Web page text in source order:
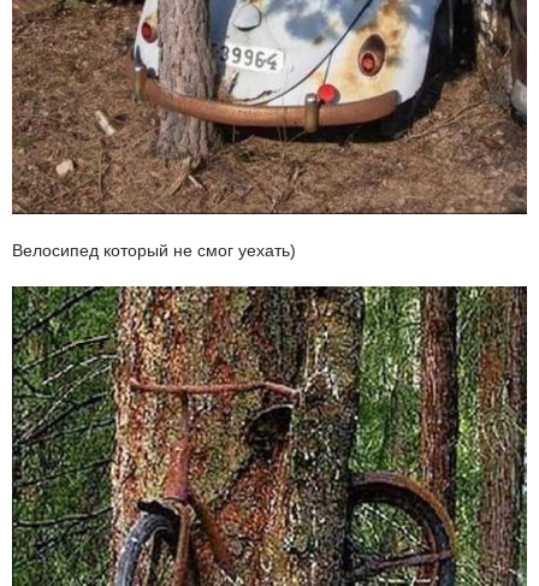
Велосипед который не смог уехать)